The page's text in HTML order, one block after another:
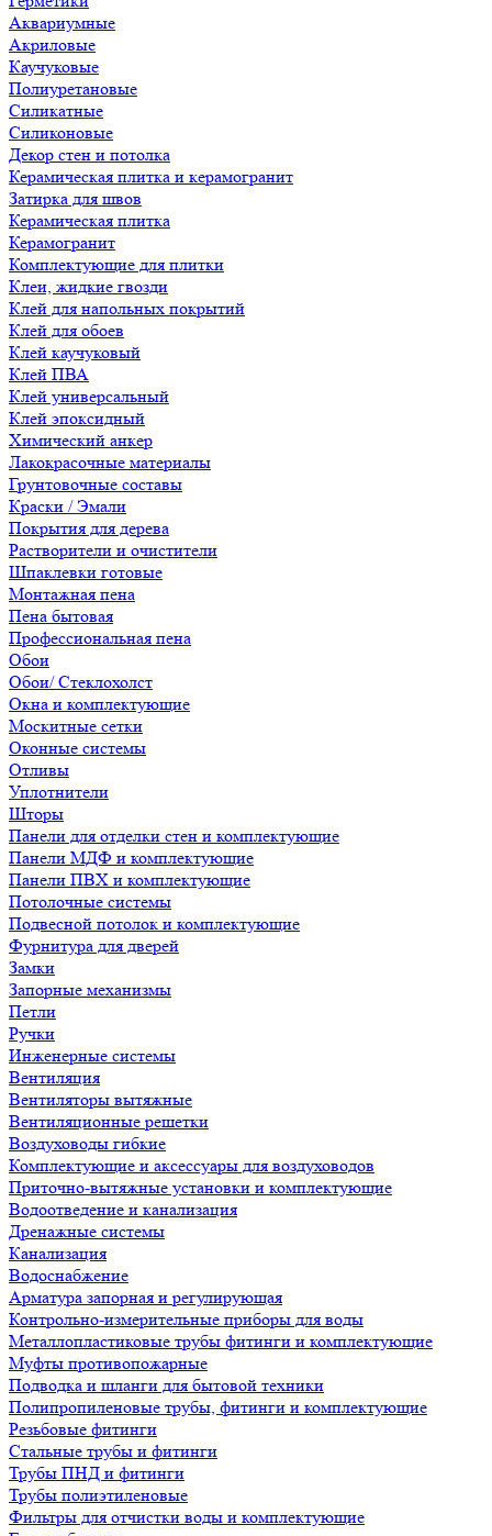
Аквариумные
Акриловые
Каучуковые
Полиуретановые
Силикатные
Силиконовые
Декор стен и потолка
Керамическая плитка и керамогранит
Затирка для швов
Керамическая плитка
Керамогранит
Комплектующие для плитки
Клеи, жидкие гвозди
Клей для напольных покрытий
Клей для обоев
Клей каучуковый
Клей ПВА
Клей универсальный
Клей эпоксидный
Химический анкер
Лакокрасочные материалы
Грунтовочные составы
Краски / Эмали
Покрытия для дерева
Растворители и очистители
Шпаклевки готовые
Монтажная пена
Пена бытовая
Профессиональная пена
Обои
Обои/ Стеклохолст
Окна и комплектующие
Москитные сетки
Оконные системы
Отливы
Уплотнители
Шторы
Панели для отделки стен и комплектующие
Панели МДФ и комплектующие
Панели ПВХ и комплектующие
Потолочные системы
Подвесной потолок и комплектующие
Фурнитура для дверей
Замки
Запорные механизмы
Петли
Ручки
Инженерные системы
Вентиляция
Вентиляторы вытяжные
Вентиляционные решетки
Воздуховоды гибкие
Комплектующие и аксессуары для воздуховодов
Приточно-вытяжные установки и комплектующие
Водоотведение и канализация
Дренажные системы
Канализация
Водоснабжение
Арматура запорная и регулирующая
Контрольно-измерительные приборы для воды
Металлопластиковые трубы фитинги и комплектующие
Муфты противопожарные
Подводка и шланги для бытовой техники
Полипропиленовые трубы, фитинги и комплектующие
Резьбовые фитинги
Стальные трубы и фитинги
Трубы ПНД и фитинги
Трубы полиэтиленовые
Фильтры для отчистки воды и комплектующие